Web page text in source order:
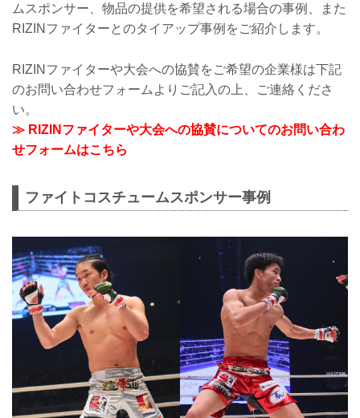
ムスポンサー、物品の提供を希望される場合の事例、また
RIZINファイターとのタイアップ事例をご紹介します。
RIZINファイターや大会への協賛をご希望の企業様は下記
のお問い合わせフォームよりご記入の上、ご連絡くださ
い。
≫ RIZINファイターや大会への協賛についてのお問い合わ
せフォームはこちら
ファイトコスチュームスポンサー事例